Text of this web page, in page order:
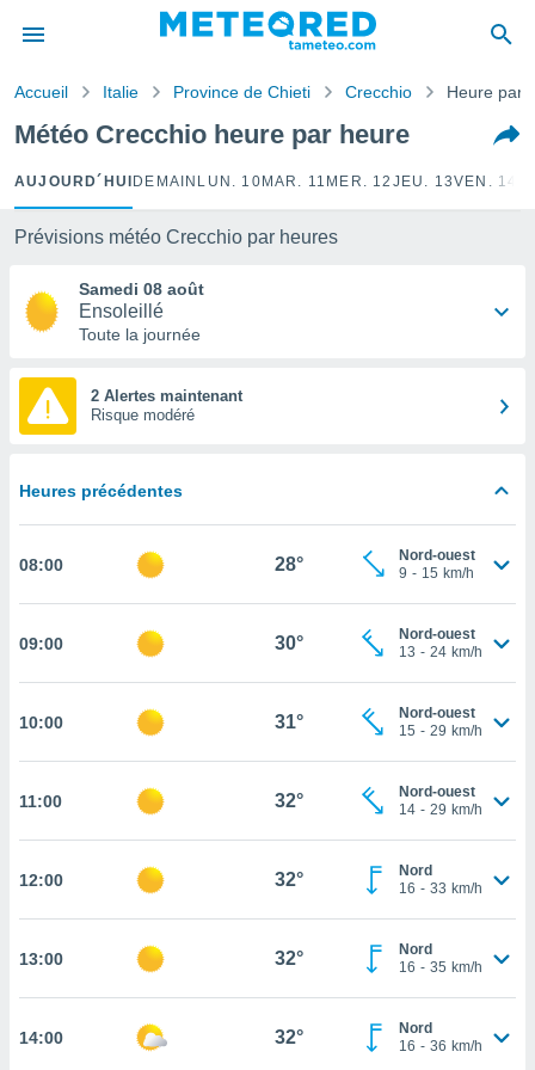
de
a
et
par le
de
et
ET
PARAMÈTRES
Accueil Italie Province de Chieti Crecchio Heure par
Météo Crecchio heure par heure
AUJOURD´HUI DEMAIN LUN. 10 MAR. 11 MER. 12 JEU. 13VEN. 14
Prévisions météo Crecchio par heures
Samedi 08 août
Ensoleillé
Toute la journée
2 Alertes maintenant
Risque modéré
Heures précédentes
08:00 28°
Nord-ouest
9 - 15 km/h
09:00 30°
Nord-ouest
13 - 24 km/h
10:00 31°
Nord-ouest
15 - 29 km/h
11:00 32°
Nord-ouest
14 - 29 km/h
12:00 32°
Nord
16 - 33 km/h
13:00 32°
Nord
16 - 35 km/h
14:00 32°
Nord
16 - 36 km/h